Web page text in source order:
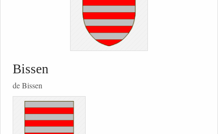
Bissen
de Bissen